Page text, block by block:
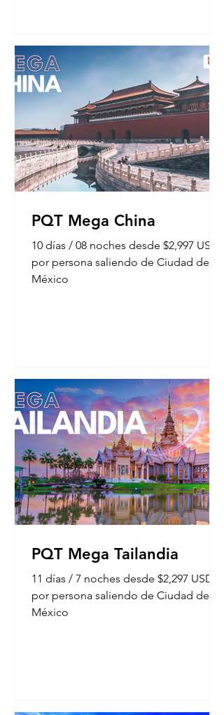
PQT Mega China
10 días / 08 noches desde $2,997 USD
por persona saliendo de Ciudad de
México
PQT Mega Tailandia
11 días / 7 noches desde $2,297 USD
por persona saliendo de Ciudad de
México